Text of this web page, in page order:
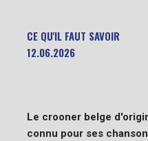
CE QU'IL FAUT SAVOIR
12.06.2026
Le crooner belge
connu pour ses